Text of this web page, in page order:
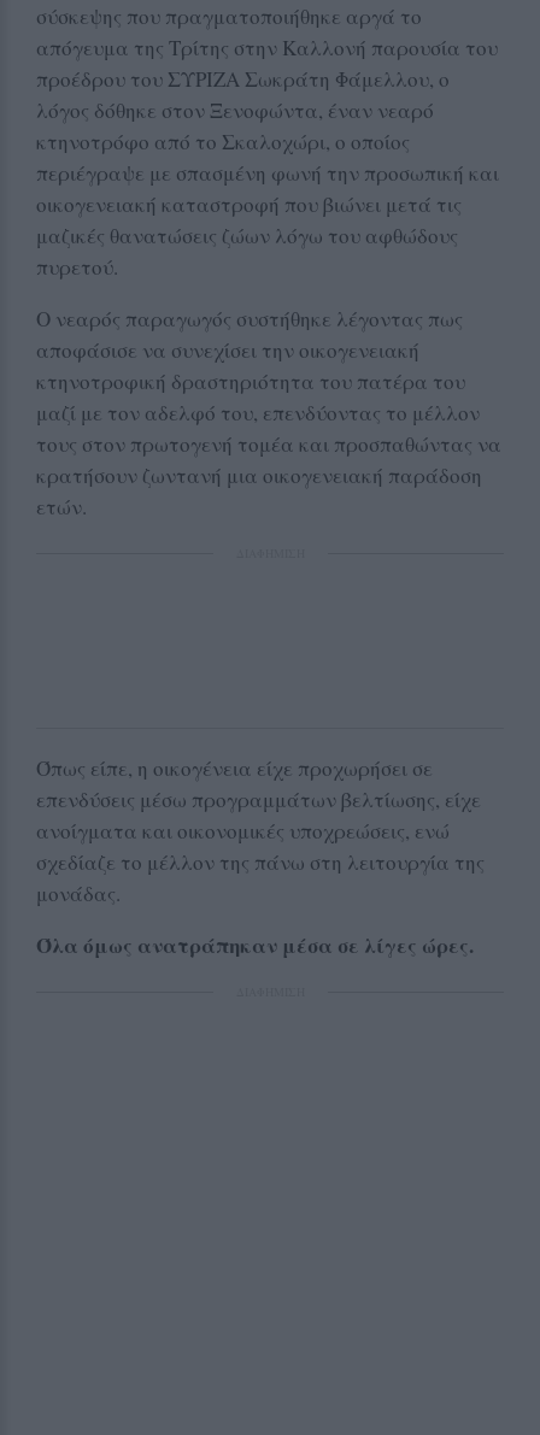
σύσκεψης που πραγματοποιήθηκε αργά το
απόγευμα της Τρίτης στην Καλλονή παρουσία του
προέδρου του ΣΥΡΙΖΑ Σωκράτη Φάμελλου, ο
λόγος δόθηκε στον Ξενοφώντα, έναν νεαρό
κτηνοτρόφο από το Σκαλοχώρι, ο οποίος
περιέγραψε με σπασμένη φωνή την προσωπική και
οικογενειακή καταστροφή που βιώνει μετά τις
μαζικές θανατώσεις ζώων λόγω του αφθώδους
πυρετού.
Ο νεαρός παραγωγός συστήθηκε λέγοντας πως
αποφάσισε να συνεχίσει την οικογενειακή
κτηνοτροφική δραστηριότητα του πατέρα του
μαζί με τον αδελφό του, επενδύοντας το μέλλον
τους στον πρωτογενή τομέα και προσπαθώντας να
κρατήσουν ζωντανή μια οικογενειακή παράδοση
ετών.
Όπως είπε, η οικογένεια είχε προχωρήσει σε
επενδύσεις μέσω προγραμμάτων βελτίωσης, είχε
ανοίγματα και οικονομικές υποχρεώσεις, ενώ
σχεδίαζε το μέλλον της πάνω στη λειτουργία της
μονάδας.
Όλα όμως ανατράπηκαν μέσα σε λίγες ώρες.